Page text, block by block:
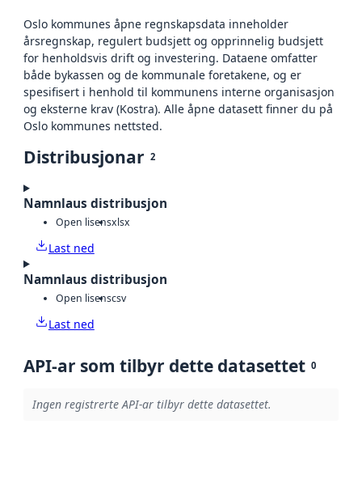
Oslo kommunes åpne regnskapsdata inneholder
årsregnskap, regulert budsjett og opprinnelig budsjett
for henholdsvis drift og investering. Dataene omfatter
både bykassen og de kommunale foretakene, og er
spesifisert i henhold til kommunens interne organisasjon
og eksterne krav (Kostra). Alle åpne datasett finner du på
Oslo kommunes nettsted.
Distribusjonar 2
Namnlaus distribusjon
Open lisensxlsx
Last ned
Namnlaus distribusjon
Open lisenscsv
Last ned
API-ar som tilbyr dette datasettet 0
Ingen registrerte API-ar tilbyr dette datasettet.